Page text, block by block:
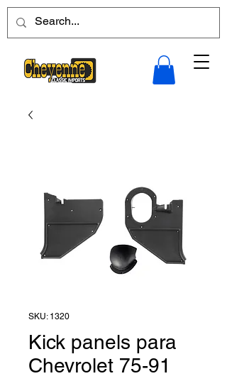
SKU: 1320
Kick panels para
Chevrolet 75-91